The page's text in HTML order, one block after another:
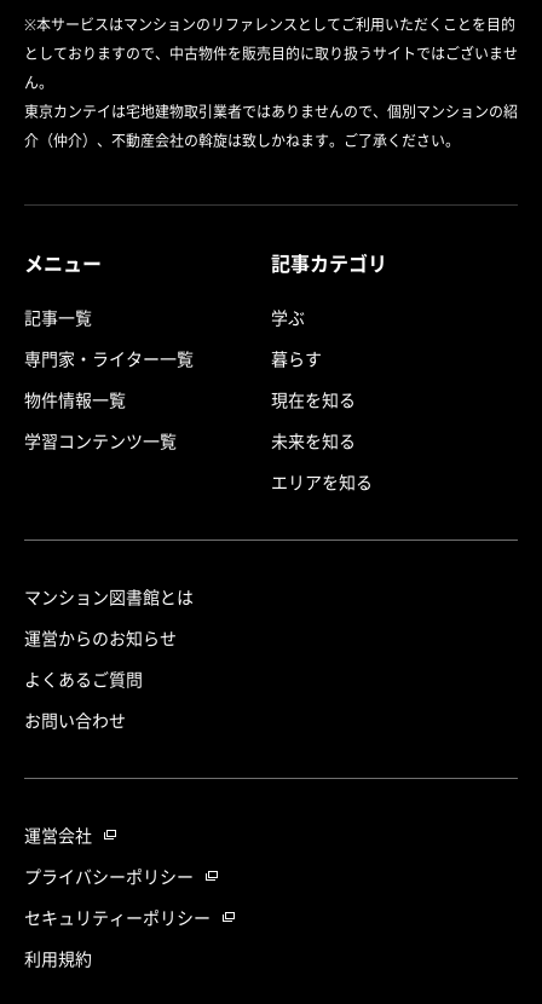
※本サービスはマンションのリファレンスとしてご利用いただくことを目的
としておりますので、中古物件を販売目的に取り扱うサイトではございませ
ん。
東京カンテイは宅地建物取引業者ではありませんので、個別マンションの紹
介（仲介）、不動産会社の斡旋は致しかねます。ご了承ください。
メニュー
記事一覧
専門家・ライター一覧
物件情報一覧
学習コンテンツ一覧
記事カテゴリ
学ぶ
暮らす
現在を知る
未来を知る
エリアを知る
マンション図書館とは
運営からのお知らせ
よくあるご質問
お問い合わせ
運営会社
プライバシーポリシー
セキュリティーポリシー
利用規約